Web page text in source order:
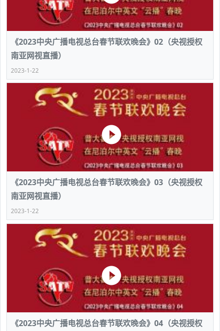
《2023中央广播电视总台春节联欢晚会》02（央视授权
南亚网视直播）
2023-1-22
《2023中央广播电视总台春节联欢晚会》03（央视授权
南亚网视直播）
2023-1-22
《2023中央广播电视总台春节联欢晚会》04（央视授权